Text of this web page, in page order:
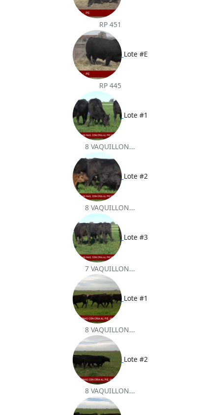
RP 451
Lote #E
RP 445
Lote #1
8 VAQUILLON...
Lote #2
8 VAQUILLON...
Lote #3
7 VAQUILLON...
Lote #1
8 VAQUILLON...
Lote #2
8 VAQUILLON...